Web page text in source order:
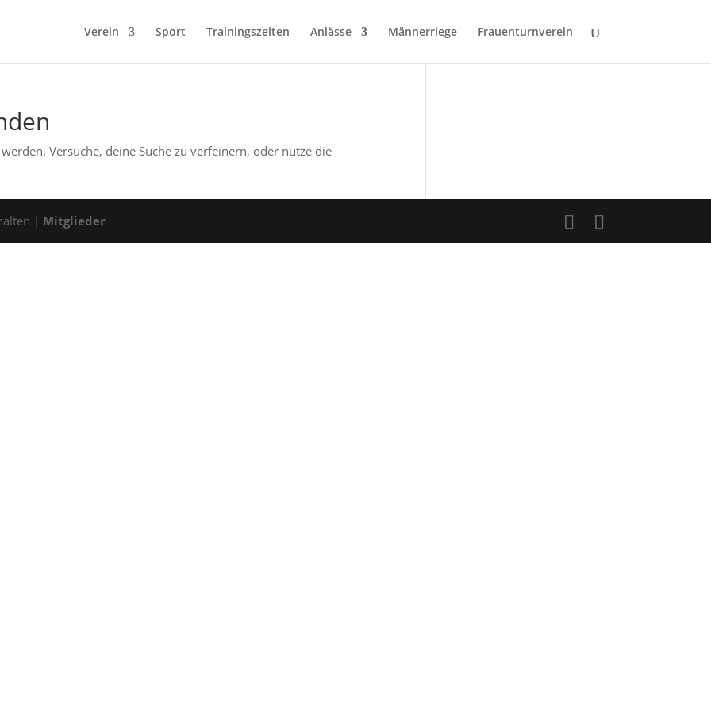
Verein Sport Trainingszeiten Anlässe Männerriege Frauenturnverein
Versuche, deine Suche zu verfeinern, oder nutze die
| Mitglieder